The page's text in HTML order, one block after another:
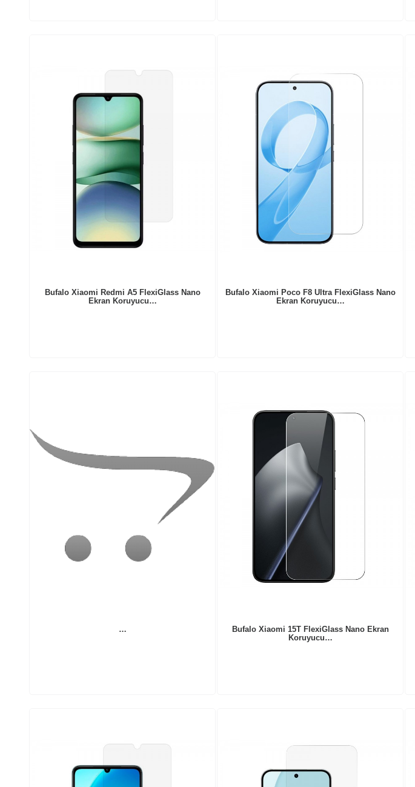
Bufalo Xiaomi Redmi A5 FlexiGlass Nano
Ekran Koruyucu…
Bufalo Xiaomi Poco F8 Ultra FlexiGlass Nano
Ekran Koruyucu…
…
Bufalo Xiaomi 15T FlexiGlass Nano Ekran
Koruyucu…